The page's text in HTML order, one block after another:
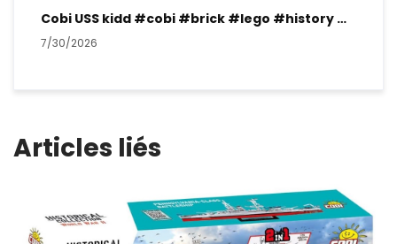
Cobi USS kidd #cobi #brick #lego #history #ww2
7/30/2026
Articles liés